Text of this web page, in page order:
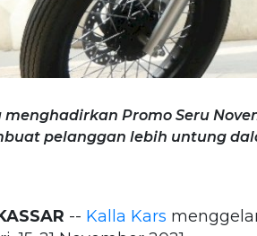
Promo Seru
pelanggan lebih untung
-- Kalla Kars